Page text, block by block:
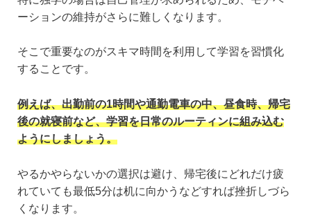
ーションの維持がさらに難しくなります。
そこで重要なのがスキマ時間を利用して学習を習慣化
することです。
例えば、出勤前の1時間や通勤電車の中、昼食時、帰宅
後の就寝前など、学習を日常のルーティンに組み込む
ようにしましょう。
やるかやらないかの選択は避け、帰宅後にどれだけ疲
れていても最低5分は机に向かうなどすれば挫折しづら
くなります。